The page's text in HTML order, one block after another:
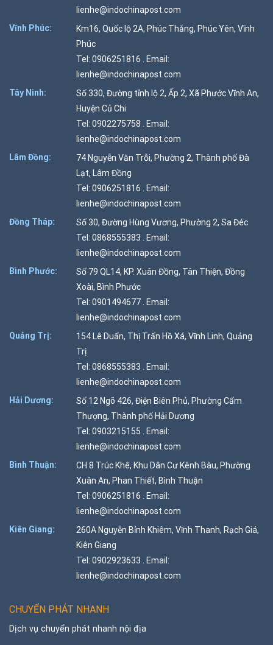
lienhe@indochinapost.com
Vĩnh Phúc:
Km16, Quốc lộ 2A, Phúc Thắng, Phúc Yên, Vĩnh
Phúc
Tel: 0906251816 . Email:
lienhe@indochinapost.com
Tây Ninh:
Số 330, Đường tỉnh lộ 2, Ấp 2, Xã Phước Vĩnh An,
Huyện Củ Chi
Tel: 0902275758 . Email:
lienhe@indochinapost.com
Lâm Đồng:
74 Nguyễn Văn Trỗi, Phường 2, Thành phố Đà
Lạt, Lâm Đồng
Tel: 0906251816 . Email:
lienhe@indochinapost.com
Đồng Tháp:
Số 30, Đường Hùng Vương, Phường 2, Sa Đéc
Tel: 0868555383 . Email:
lienhe@indochinapost.com
Bình Phước:
Số 79 QL14, KP. Xuân Đồng, Tân Thiện, Đồng
Xoài, Bình Phước
Tel: 0901494677 . Email:
lienhe@indochinapost.com
Quảng Trị:
154 Lê Duẩn, Thị Trấn Hồ Xá, Vĩnh Linh, Quảng
Trị
Tel: 0868555383 . Email:
lienhe@indochinapost.com
Hải Dương:
Số 12 Ngõ 426, Điện Biên Phủ, Phường Cẩm
Thượng, Thành phố Hải Dương
Tel: 0903215155 . Email:
lienhe@indochinapost.com
Bình Thuận:
CH 8 Trúc Khê, Khu Dân Cư Kênh Bàu, Phường
Xuân An, Phan Thiết, Bình Thuận
Tel: 0906251816 . Email:
lienhe@indochinapost.com
Kiên Giang:
260A Nguyễn Bỉnh Khiêm, Vĩnh Thanh, Rạch Giá,
Kiên Giang
Tel: 0902923633 . Email:
lienhe@indochinapost.com
CHUYỂN PHÁT NHANH
Dịch vụ chuyển phát nhanh nội địa